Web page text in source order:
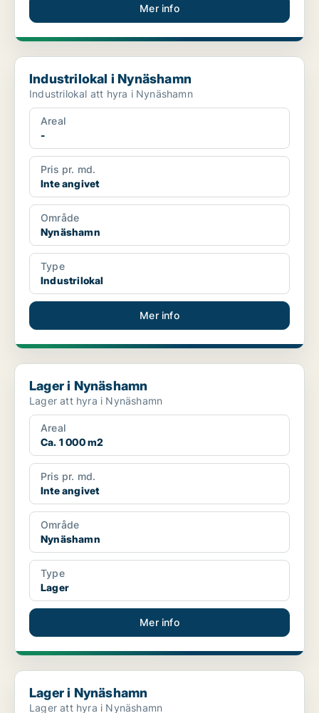
Mer info
Industrilokal i Nynäshamn
Industrilokal i Nynäshamn
Industrilokal att hyra i Nynäshamn
Areal
-
Pris pr. md.
Inte angivet
Område
Nynäshamn
Type
Industrilokal
Mer info
Lager i Nynäshamn
Lager i Nynäshamn
Lager att hyra i Nynäshamn
Areal
Ca. 1 000 m2
Pris pr. md.
Inte angivet
Område
Nynäshamn
Type
Lager
Mer info
Lager i Nynäshamn
Lager i Nynäshamn
Lager att hyra i Nynäshamn